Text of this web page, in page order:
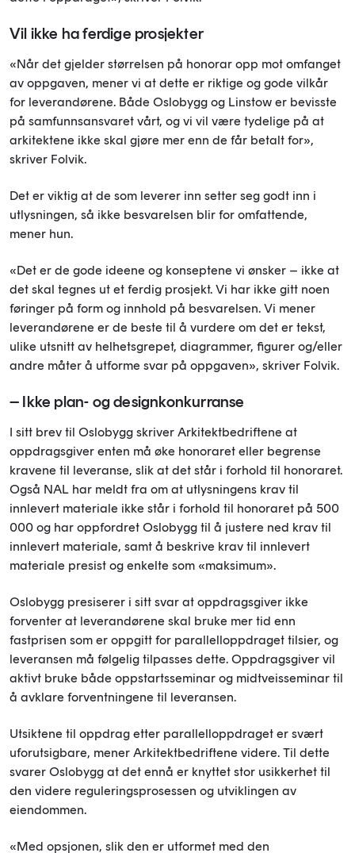
Vil ikke ha ferdige prosjekter
«Når det gjelder størrelsen på honorar opp mot omfanget
av oppgaven, mener vi at dette er riktige og gode vilkår
for leverandørene. Både Oslobygg og Linstow er bevisste
på samfunnsansvaret vårt, og vi vil være tydelige på at
arkitektene ikke skal gjøre mer enn de får betalt for»,
skriver Folvik.
Det er viktig at de som leverer inn setter seg godt inn i
utlysningen, så ikke besvarelsen blir for omfattende,
mener hun.
«Det er de gode ideene og konseptene vi ønsker – ikke at
det skal tegnes ut et ferdig prosjekt. Vi har ikke gitt noen
føringer på form og innhold på besvarelsen. Vi mener
leverandørene er de beste til å vurdere om det er tekst,
ulike utsnitt av helhetsgrepet, diagrammer, figurer og/eller
andre måter å utforme svar på oppgaven», skriver Folvik.
– Ikke plan- og designkonkurranse
I sitt brev til Oslobygg skriver Arkitektbedriftene at
oppdragsgiver enten må øke honoraret eller begrense
kravene til leveranse, slik at det står i forhold til honoraret.
Også NAL har meldt fra om at utlysningens krav til
innlevert materiale ikke står i forhold til honoraret på 500
000 og har oppfordret Oslobygg til å justere ned krav til
innlevert materiale, samt å beskrive krav til innlevert
materiale presist og enkelte som «maksimum».
Oslobygg presiserer i sitt svar at oppdragsgiver ikke
forventer at leverandørene skal bruke mer tid enn
fastprisen som er oppgitt for parallelloppdraget tilsier, og
leveransen må følgelig tilpasses dette. Oppdragsgiver vil
aktivt bruke både oppstartsseminar og midtveisseminar til
å avklare forventningene til leveransen.
Utsiktene til oppdrag etter parallelloppdraget er svært
uforutsigbare, mener Arkitektbedriftene videre. Til dette
svarer Oslobygg at det ennå er knyttet stor usikkerhet til
den videre reguleringsprosessen og utviklingen av
eiendommen.
«Med opsjonen, slik den er utformet med den